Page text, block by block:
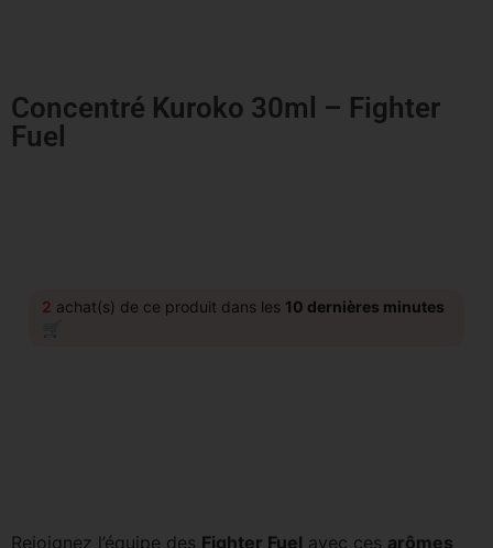
Concentré Kuroko 30ml – Fighter
Fuel
2 achat(s) de ce produit dans les 10 dernières minutes
🛒
Rejoignez l’équipe des Fighter Fuel avec ces arômes